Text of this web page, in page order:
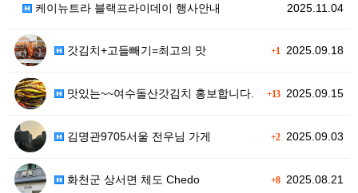
2025.11.04
케이뉴트라 블랙프라이데이 행사안내
+1 2025.09.18
갓김치+고들빼기=최고의 맛
+132025.09.15
맛있는~~여수돌산갓김치 홍보합니다.
+22025.09.03
김명관9705서울 전우님 가게
+82025.08.21
화천군 상서면 체도 Chedo